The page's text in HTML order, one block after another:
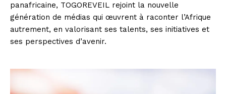
panafricaine, TOGOREVEIL rejoint la nouvelle
génération de médias qui œuvrent à raconter l’Afrique
autrement, en valorisant ses talents, ses initiatives et
ses perspectives d’avenir.